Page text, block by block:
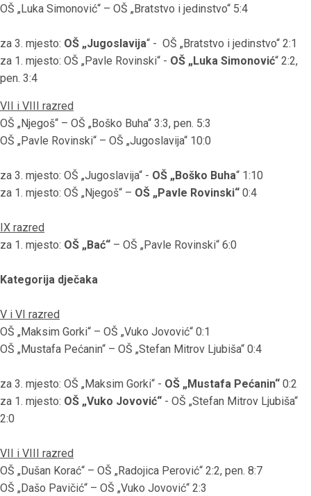
OŠ „Luka Simonović“ – OŠ „Bratstvo i jedinstvo“ 5:4
za 3. mjesto: OŠ „Jugoslavija“ - OŠ „Bratstvo i jedinstvo“ 2:1
za 1. mjesto: OŠ „Pavle Rovinski“ - OŠ „Luka Simonović“ 2:2,
pen. 3:4
VII i VIII razred
OŠ „Njegoš“ – OŠ „Boško Buha“ 3:3, pen. 5:3
OŠ „Pavle Rovinski“ – OŠ „Jugoslavija“ 10:0
za 3. mjesto: OŠ „Jugoslavija“ - OŠ „Boško Buha“ 1:10
za 1. mjesto: OŠ „Njegoš“ – OŠ „Pavle Rovinski“ 0:4
IX razred
za 1. mjesto: OŠ „Bać“ – OŠ „Pavle Rovinski“ 6:0
Kategorija dječaka
V i VI razred
OŠ „Maksim Gorki“ – OŠ „Vuko Jovović“ 0:1
OŠ „Mustafa Pećanin“ – OŠ „Stefan Mitrov Ljubiša“ 0:4
za 3. mjesto: OŠ „Maksim Gorki“ - OŠ „Mustafa Pećanin“ 0:2
za 1. mjesto: OŠ „Vuko Jovović“ - OŠ „Stefan Mitrov Ljubiša“
2:0
VII i VIII razred
OŠ „Dušan Korać“ – OŠ „Radojica Perović“ 2:2, pen. 8:7
OŠ „Dašo Pavičić“ – OŠ „Vuko Jovović“ 2:3